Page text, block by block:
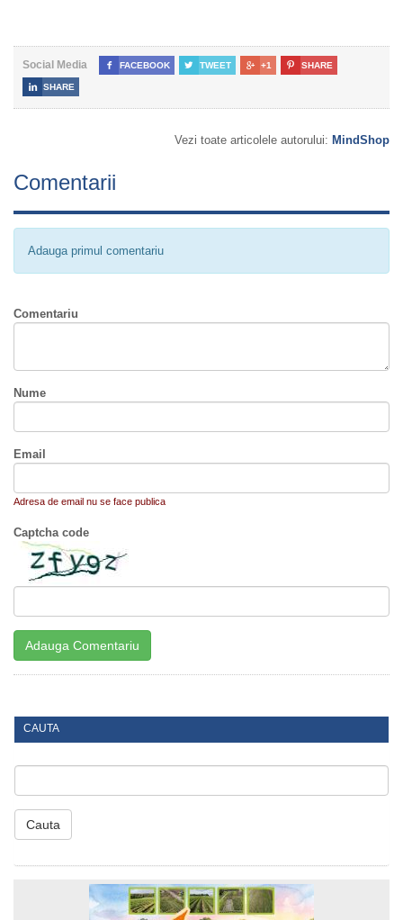
Social Media  FACEBOOK  TWEET  +1  SHARE
 SHARE
Vezi toate articolele autorului: MindShop
Comentarii
Adauga primul comentariu
Comentariu
Nume
Email
Adresa de email nu se face publica
Captcha code
CAUTA
Cauta